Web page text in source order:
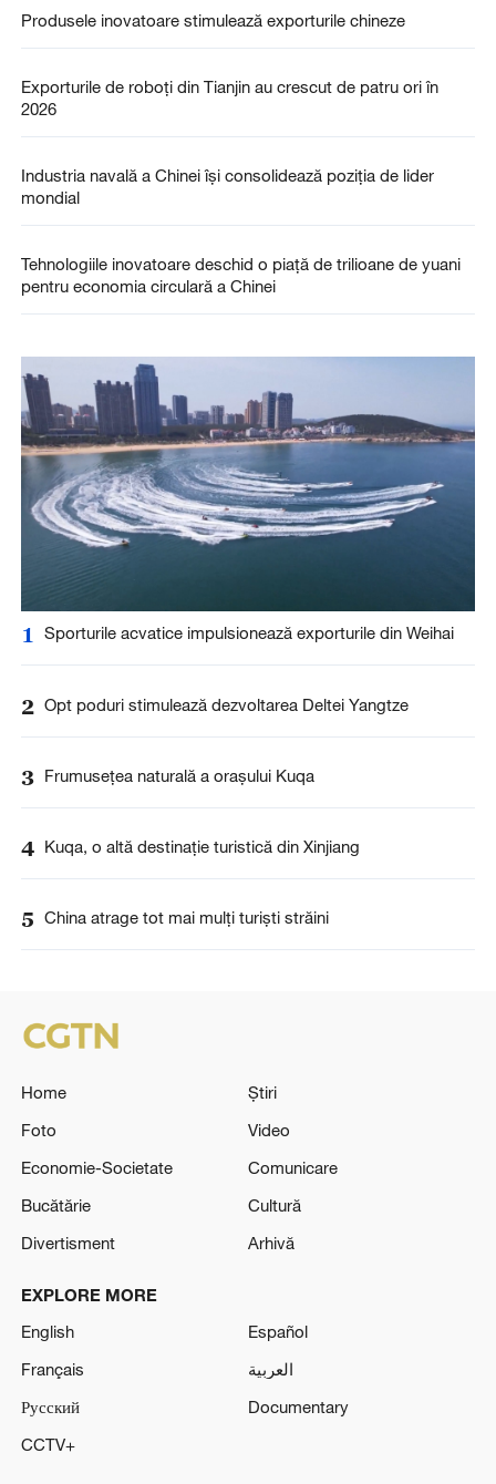
Produsele inovatoare stimulează exporturile chineze
Exporturile de roboți din Tianjin au crescut de patru ori în
2026
Industria navală a Chinei își consolidează poziția de lider
mondial
Tehnologiile inovatoare deschid o piață de trilioane de yuani
pentru economia circulară a Chinei
1 Sporturile acvatice impulsionează exporturile din Weihai
2 Opt poduri stimulează dezvoltarea Deltei Yangtze
3 Frumusețea naturală a orașului Kuqa
4 Kuqa, o altă destinație turistică din Xinjiang
5 China atrage tot mai mulți turiști străini
Home
Știri
Foto
Video
Economie-Societate
Comunicare
Bucătărie
Cultură
Divertisment
Arhivă
EXPLORE MORE
English
Español
Français
العربية
Русский
Documentary
CCTV+